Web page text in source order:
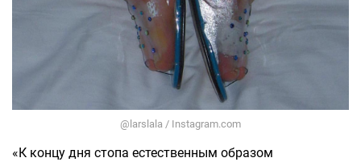
@larslala / Instagram.com
«К концу дня стопа естественным образом